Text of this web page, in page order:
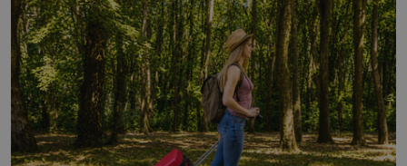
jednostranně nalepovacího […]